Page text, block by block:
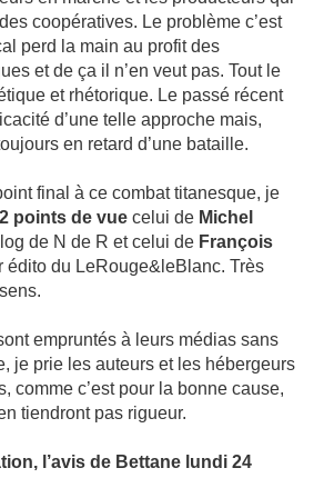
coopératives. Le problème c’est
perd la main au profit des
et de ça il n’en veut pas. Tout le
et rhétorique. Le passé récent
d’une telle approche mais,
en retard d’une bataille.
final à ce combat titanesque, je
2 points de vue celui de Michel
de N de R et celui de François
édito du LeRouge&leBlanc. Très
empruntés à leurs médias sans
je prie les auteurs et les hébergeurs
comme c’est pour la bonne cause,
tiendront pas rigueur.
l’avis de Bettane lundi 24